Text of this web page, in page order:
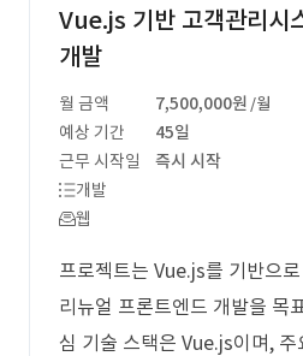
Vue.js 기반 고객관리시
개발
월 금액 7,500,000원 /월
예상 기간
45일
근무 시작일
즉시 시작
개발
웹
프로젝트는 Vue.js를 기반으
리뉴얼 프론트엔드 개발을 목
심 기술 스택은 Vue.js이며,